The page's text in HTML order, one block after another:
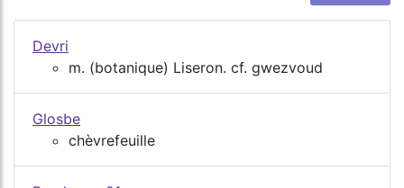
Devri
m. (botanique) Liseron. cf. gwezvoud
Glosbe
chèvrefeuille